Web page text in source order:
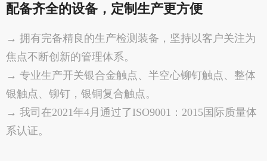
配备齐全的设备，定制生产更方便
→ 拥有完备精良的生产检测装备，坚持以客户关注为
焦点不断创新的管理体系。
→ 专业生产开关银合金触点、半空心铆钉触点、整体
银触点、铆钉，银铜复合触点。
→ 我司在2021年4月通过了ISO9001：2015国际质量体
系认证。